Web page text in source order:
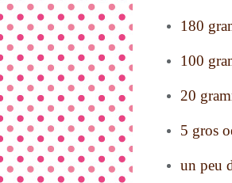
180
100
20
5 gros
un peu